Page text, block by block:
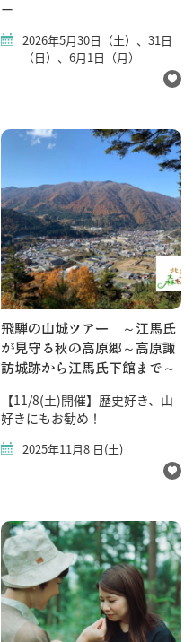
ー
2026年5月30日（土）、31日
（日）、6月1日（月）
飛騨の山城ツアー ～江馬氏
が見守る秋の高原郷～高原諏
訪城跡から江馬氏下館まで～
【11/8(土)開催】歴史好き、山
好きにもお勧め！
2025年11月8 日(土)